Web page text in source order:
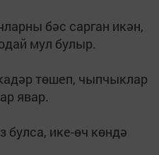
бәс сарган икән,
мул булыр.
төшеп, чыпчыклар
явар.
булса, ике-өч көндә